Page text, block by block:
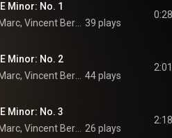
Minor: No. 1
39 plays
0:28
Minor: No. 2
44 plays
2:01
Minor: No. 3
26 plays
2:18